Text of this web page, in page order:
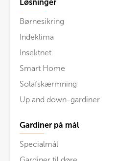
Løsninger
Børnesikring
Indeklima
Insektnet
Smart Home
Solafskærmning
Up and down-gardiner
Gardiner på mål
Specialmål